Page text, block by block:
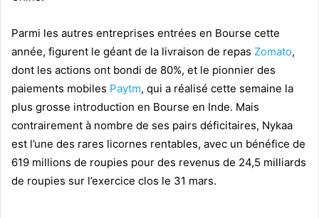
Parmi les autres entreprises entrées en Bourse cette
année, figurent le géant de la livraison de repas Zomato,
dont les actions ont bondi de 80%, et le pionnier des
paiements mobiles Paytm, qui a réalisé cette semaine la
plus grosse introduction en Bourse en Inde. Mais
contrairement à nombre de ses pairs déficitaires, Nykaa
est l’une des rares licornes rentables, avec un bénéfice de
619 millions de roupies pour des revenus de 24,5 milliards
de roupies sur l’exercice clos le 31 mars.